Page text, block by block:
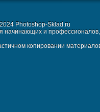
Photoshop-Sklad.ru
начинающих и
копировании